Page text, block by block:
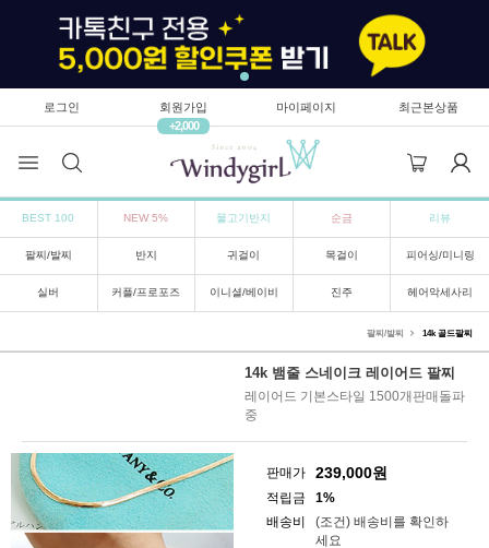
로그인
회원가입
+2,000
마이페이지 최근본상품
BEST 100 NEW 5% 물고기반지 순금 리뷰
팔찌/발찌 반지 귀걸이 목걸이 피어싱/미니링
실버 커플/프로포즈 이니셜/베이비 진주 헤어악세사리
팔찌/발찌 14k 골드팔찌
14k 뱀줄 스네이크 레이어드 팔찌
레이어드 기본스타일 1500개판매돌파
중
판매가 239,000원
적립금
1%
배송비
(조건) 배송비를 확인하
세요